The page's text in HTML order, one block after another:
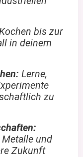
bis zur
in deinem
Lerne,
zu
und
Zukunft